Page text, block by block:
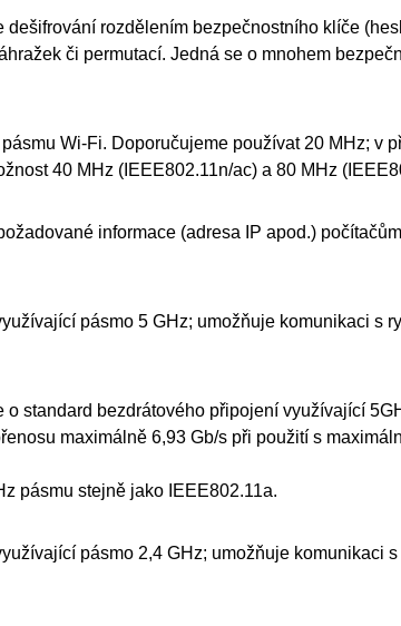
rozdělením bezpečnostního klíče
či permutací. Jedná se o mnohem
Wi-Fi. Doporučujeme používat 20 MHz; v
40 MHz ( IEEE802.11n/ac) a 80 MHz (
informace (adresa
IP apod.)
pásmo 5 GHz; umožňuje komunikaci s
o standard bezdrátového připojení využívající
maximálně 6,93 Gb/s při použití s
pásmu stejně jako IEEE802.11a.
pásmo 2,4 GHz; umožňuje komunikaci